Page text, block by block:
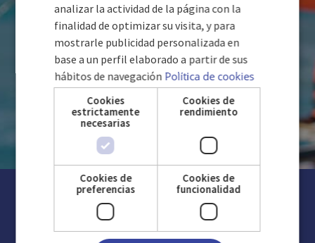
NOS MARQUES
GERMAN
analizar la actividad de la página con la
finalidad de optimizar su visita, y para
mostrarle publicidad personalizada en
base a un perfil elaborado a partir de sus
hábitos de navegación Política de cookies
Cookies
estrictamente
necesarias
Cookies de
rendimiento
Cookies de
preferencias
Cookies de
funcionalidad